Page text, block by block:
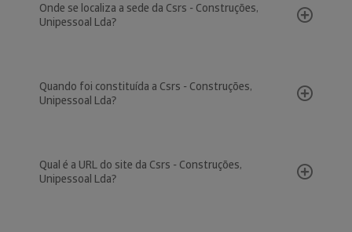
Onde se localiza a sede da Csrs - Construções,
Unipessoal Lda?
Quando foi constituída a Csrs - Construções,
Unipessoal Lda?
Qual é a URL do site da Csrs - Construções,
Unipessoal Lda?